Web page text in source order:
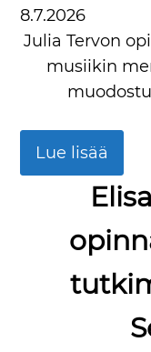
8.7.2026
Julia Tervon
musiikin
Lue lisää